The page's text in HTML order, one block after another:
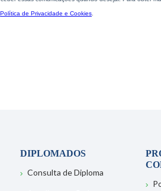
DIPLOMADOS
Consulta de Diploma